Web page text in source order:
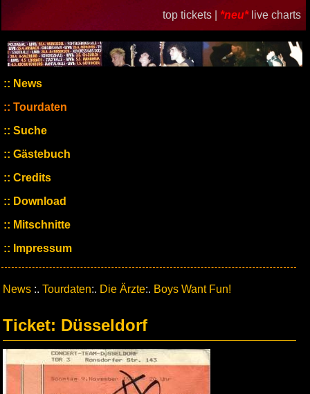
top tickets | *neu* live charts
News
Tourdaten
Suche
Gästebuch
Credits
Download
Mitschnitte
Impressum
News :. Tourdaten:. Die Ärzte:. Boys Want Fun!
Ticket: Düsseldorf